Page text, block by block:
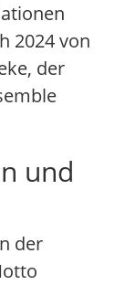
2024 von
der
und
der